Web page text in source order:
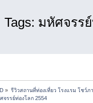
Tags: มหัศจรร
» รีวิวสถานที่ท่องเที่ยว โรงแรม โชว์ภ
จรรย์ท่องโลก 2554